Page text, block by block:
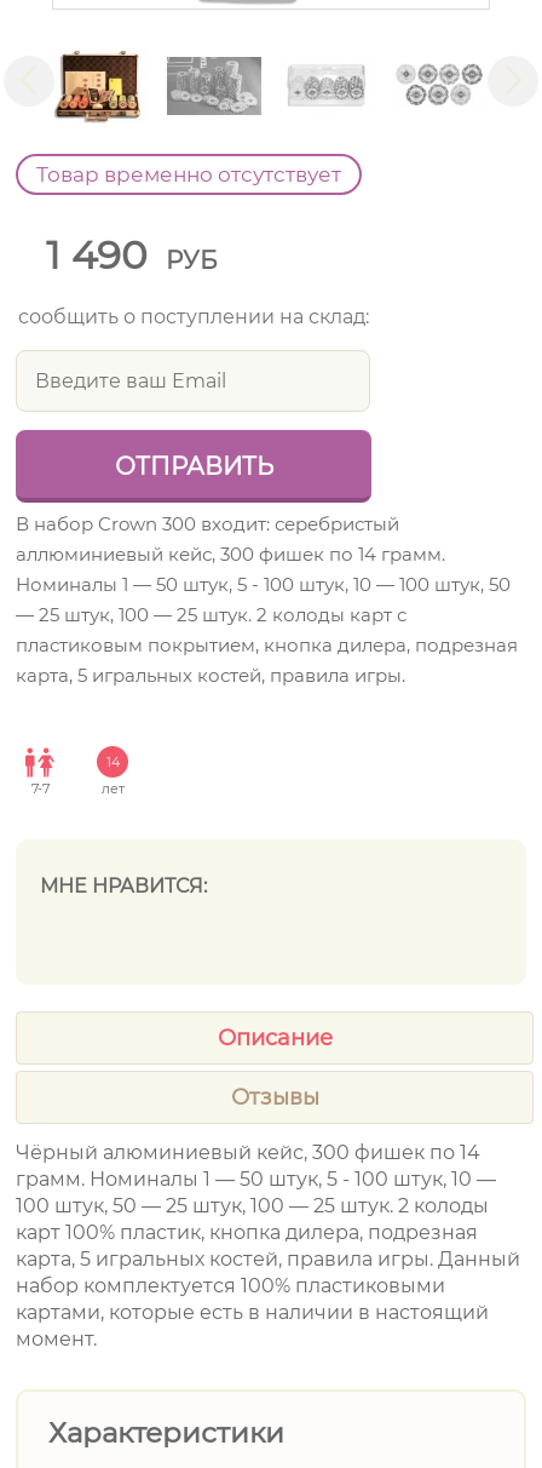
Товар временно отсутствует
1 490 РУБ
сообщить о поступлении на склад:
В набор Crown 300 входит: серебристый
аллюминиевый кейс, 300 фишек по 14 грамм.
Номиналы 1 — 50 штук, 5 - 100 штук, 10 — 100 штук, 50
— 25 штук, 100 — 25 штук. 2 колоды карт с
пластиковым покрытием, кнопка дилера, подрезная
карта, 5 игральных костей, правила игры.
7-7
14
лет
МНЕ НРАВИТСЯ:
Описание
Отзывы
Чёрный алюминиевый кейс, 300 фишек по 14
грамм. Номиналы 1 — 50 штук, 5 - 100 штук, 10 —
100 штук, 50 — 25 штук, 100 — 25 штук. 2 колоды
карт 100% пластик, кнопка дилера, подрезная
карта, 5 игральных костей, правила игры. Данный
набор комплектуется 100% пластиковыми
картами, которые есть в наличии в настоящий
момент.
Характеристики